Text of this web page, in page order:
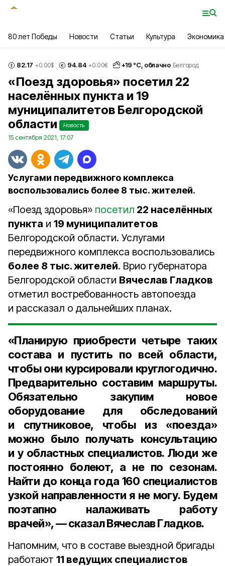
80 лет Победы Новости Статьи Культура Экономика
82.17 +0.00$ 94.84 +0.00€ +19 °С, облачно Белгород
«Поезд здоровья» посетил 22
населённых пункта и 19
муниципалитетов Белгородской
области
Новость
15 сентября 2021, 17:07
Услугами передвижного комплекса
воспользовались более 8 тыс. жителей.
«Поезд здоровья» посетил 22 населённых
пункта и 19 муниципалитетов
Белгородской области. Услугами
передвижного комплекса воспользовались
более 8 тыс. жителей. Врио губернатора
Белгородской области Вячеслав Гладков
отметил востребованность автопоезда
и рассказал о дальнейших планах.
«Планирую приобрести четыретаких
состава и пустить по всей области,
чтобы они курсировали круглогодично.
Предварительно составим маршруты.
Обязательно закупим новое
оборудование для обследований
и спутниковое, чтобы из «поезда»
можно было получать консультацию
и у областных специалистов. Люди же
постоянно болеют, а не по сезонам.
Найти до конца года 160 специалистов
узкой направленности я не могу. Будем
поэтапно налаживать работу
врачей», — сказал Вячеслав Гладков.
Напомним, что в составе выездной бригады
работают 11 ведущих специалистов